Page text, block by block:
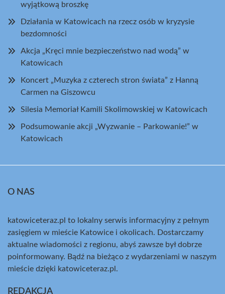
wyjątkową broszkę
Działania w Katowicach na rzecz osób w kryzysie
bezdomności
Akcja „Kręci mnie bezpieczeństwo nad wodą” w
Katowicach
Koncert „Muzyka z czterech stron świata” z Hanną
Carmen na Giszowcu
Silesia Memoriał Kamili Skolimowskiej w Katowicach
Podsumowanie akcji „Wyzwanie – Parkowanie!” w
Katowicach
O NAS
katowiceteraz.pl to lokalny serwis informacyjny z pełnym
zasięgiem w mieście Katowice i okolicach. Dostarczamy
aktualne wiadomości z regionu, abyś zawsze był dobrze
poinformowany. Bądź na bieżąco z wydarzeniami w naszym
mieście dzięki katowiceteraz.pl.
REDAKCJA